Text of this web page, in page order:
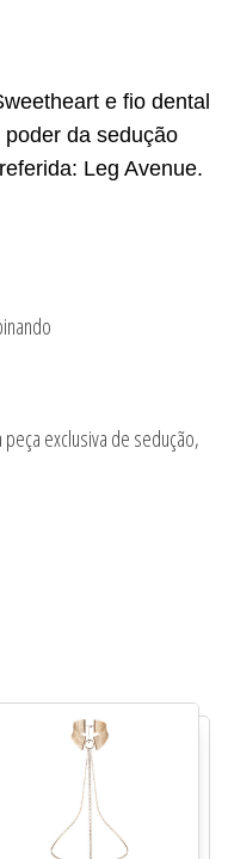
e fio dental
da sedução
Leg Avenue.
exclusiva de sedução,